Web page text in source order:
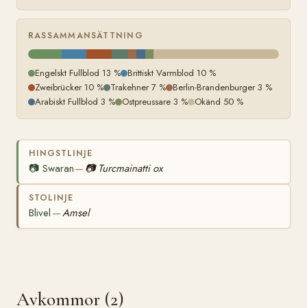
RASSAMMANSÄTTNING
Engelskt Fullblod 13 % Brittiskt Varmblod 10 %
Zweibrücker 10 % Trakehner 7 % Berlin-Brandenburger 3 %
Arabiskt Fullblod 3 % Ostpreussare 3 % Okänd 50 %
HINGSTLINJE
📷 Swaran— 📷 Turcmainatti ox
STOLINJE
Blivel —Amsel
Avkommor (2)